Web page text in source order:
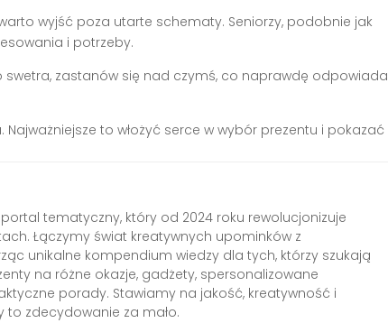
wyjść poza utarte schematy. Seniorzy, podobnie jak
i potrzeby.
zastanów się nad czymś, co naprawdę odpowiada
to włożyć serce w wybór prezentu i pokazać
tematyczny, który od 2024 roku rewolucjonizuje
Łączymy świat kreatywnych upominków z
unikalne kompendium wiedzy dla tych, którzy szukają
na różne okazje, gadżety, spersonalizowane
porady. Stawiamy na jakość, kreatywność i
to zdecydowanie za mało.